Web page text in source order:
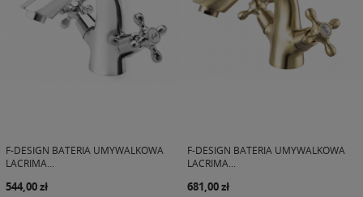
F-DESIGN BATERIA UMYWALKOWA
LACRIMA...
544,00 zł
F-DESIGN BATERIA UMYWALKOWA
LACRIMA...
681,00 zł